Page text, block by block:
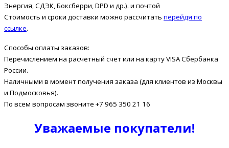
Энергия, СДЭК, Боксберри, DPD и др.). и почтой
Стоимость и сроки доставки можно рассчитать перейдя по
ссылке.
Способы оплаты заказов:
Перечислением на расчетный счет или на карту VISA Сбербанка
России.
Наличными в момент получения заказа (для клиентов из Москвы
и Подмосковья).
По всем вопросам звоните +7 965 350 21 16
Уважаемые покупатели!